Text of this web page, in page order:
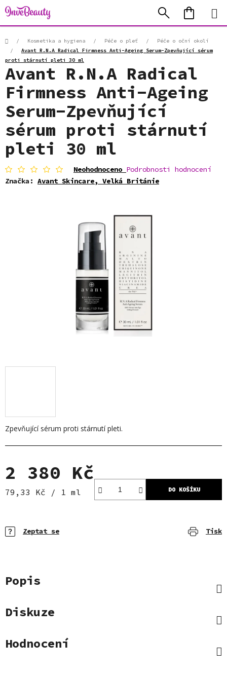
Přejít
na
obsah
Hledat
KOŠÍK
Domů/ Kosmetika a hygiena / Péče o pleť /
Péče o oční okolí
/
Avant R.N.A Radical Firmness Anti-Ageing Serum-Zpevňující sérum
proti stárnutí pleti 30 ml
Zpevňující sérum proti stárnutí pleti.
2 380 Kč
Měrná cena:
79,33 Kč / 1 ml DO KOŠÍKU
Tisk
Zeptat se
Avant R.N.A Radical
Firmness Anti-Ageing
Serum-Zpevňující
sérum proti stárnutí
pleti 30 ml
Průměrné
hodnocení
produktu
hvězdiček.
Neohodnoceno Podrobnosti hodnocení
Značka: Avant Skincare, Velká Británie
Popis
Diskuze
Hodnocení